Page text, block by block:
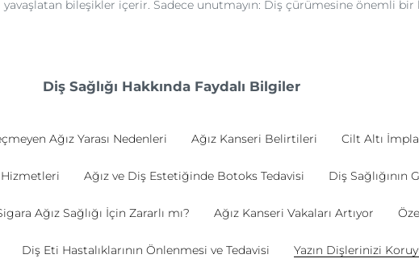
yavaşlatan bileşikler içerir. Sadece unutmayın: Diş çürümesine önemli
Diş Sağlığı Hakkında Faydalı Bilgiler
Ağız Yarası Nedenleri Ağız Kanseri Belirtileri Cilt Altı
Hizmetleri Ağız ve Diş Estetiğinde Botoks Tedavisi Diş Sağlığının
Ağız Sağlığı İçin Zararlı mı? Ağız Kanseri Vakaları Artıyor
Diş Eti Hastalıklarının Önlenmesi ve Tedavisi Yazın Dişlerinizi